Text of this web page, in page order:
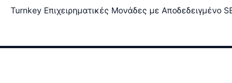
Turnkey Επιχειρηματικές Μονάδες με Αποδεδειγμένο